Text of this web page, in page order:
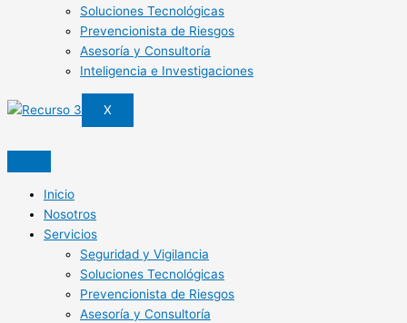
Soluciones Tecnológicas
Prevencionista de Riesgos
Asesoría y Consultoría
Inteligencia e Investigaciones
X
Inicio
Nosotros
Servicios
Seguridad y Vigilancia
Soluciones Tecnológicas
Prevencionista de Riesgos
Asesoría y Consultoría